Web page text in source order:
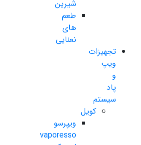
شیرین
طعم
های
نعنایی
تجهیزات
ویپ
و
پاد
سیستم
کویل
ویپرسو
vaporesso